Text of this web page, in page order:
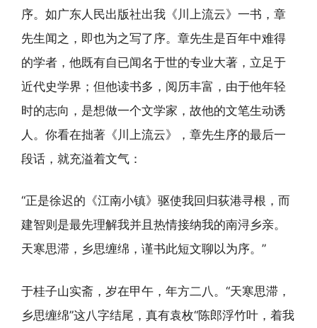
序。如广东人民出版社出我《川上流云》一书，章
先生闻之，即也为之写了序。章先生是百年中难得
的学者，他既有自已闻名于世的专业大著，立足于
近代史学界；但他读书多，阅历丰富，由于他年轻
时的志向，是想做一个文学家，故他的文笔生动诱
人。你看在拙著《川上流云》，章先生序的最后一
段话，就充溢着文气：
“正是徐迟的《江南小镇》驱使我回归荻港寻根，而
建智则是最先理解我并且热情接纳我的南浔乡亲。
天寒思滞，乡思缠绵，谨书此短文聊以为序。”
于桂子山实斋，岁在甲午，年方二八。“天寒思滞，
乡思缠绵”这八字结尾，真有袁枚“陈郎浮竹叶，着我